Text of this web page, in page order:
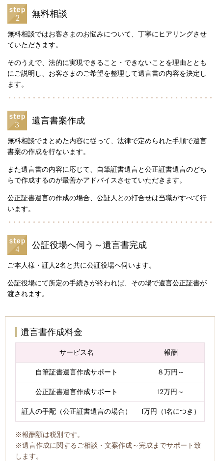
無料相談
無料相談ではお客さまのお悩みについて、丁寧にヒアリングさせ
ていただきます。
そのうえで、法的に実現できること・できないことを理由ととも
にご説明し、お客さまのご希望を整理して遺言書の内容を決定し
ます。
遺言書案作成
無料相談でまとめた内容に従って、法律で定められた手順で遺言
書案の作成を行ないます。
また遺言書の内容に応じて、自筆証書遺言と公正証書遺言のどち
らで作成するのが最善かアドバイスさせていただきます。
公正証書遺言の作成の場合、公証人との打合せは当職がすべて行
います。
公証役場へ伺う～遺言書完成
ご本人様・証人2名と共に公証役場へ伺います。
公証役場にて所定の手続きが終われば、その場で遺言公正証書が
渡されます。
遺言書作成料金
サービス名 報酬
自筆証書遺言作成サポート ８万円～
公正証書遺言作成サポート 12万円～
証人の手配（公正証書遺言の場合） 1万円（1名につき）
※報酬額は税別です。
※遺言作成に関するご相談・文案作成～完成までサポート致
します。